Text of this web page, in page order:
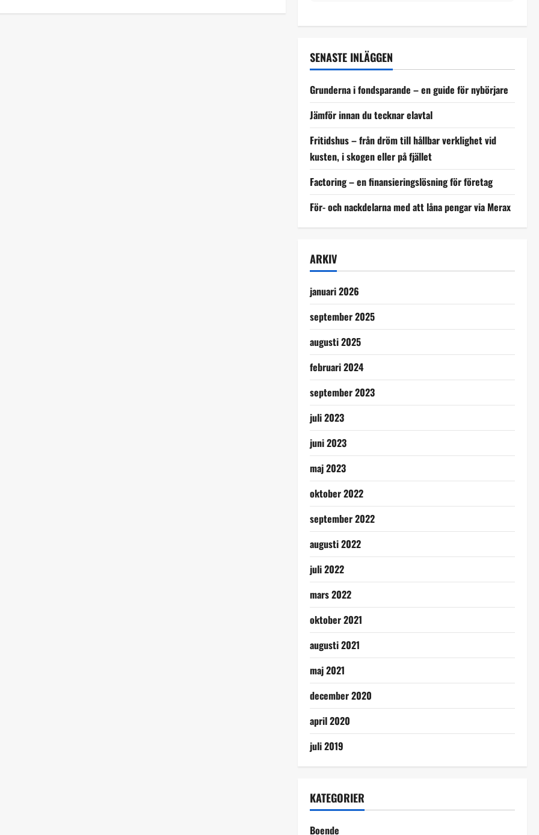
SENASTE INLÄGGEN
Grunderna i fondsparande – en guide för nybörjare
Jämför innan du tecknar elavtal
Fritidshus – från dröm till hållbar verklighet vid
kusten, i skogen eller på fjället
Factoring – en finansieringslösning för företag
För- och nackdelarna med att låna pengar via Merax
ARKIV
januari 2026
september 2025
augusti 2025
februari 2024
september 2023
juli 2023
juni 2023
maj 2023
oktober 2022
september 2022
augusti 2022
juli 2022
mars 2022
oktober 2021
augusti 2021
maj 2021
december 2020
april 2020
juli 2019
KATEGORIER
Boende